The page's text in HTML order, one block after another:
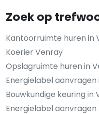
Zoek op
Kantoorruimte huren in
Koerier Venray
Opslagruimte huren in
Energielabel aanvragen
Bouwkundige keuring in
Energielabel